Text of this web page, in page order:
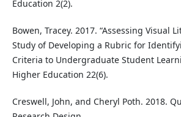
Education 2(2).
Bowen, Tracey. 2017. “Assessing Visual
Study of Developing a Rubric for
Criteria to Undergraduate Student
Higher Education 22(6).
Creswell, John, and Cheryl Poth. 2018.